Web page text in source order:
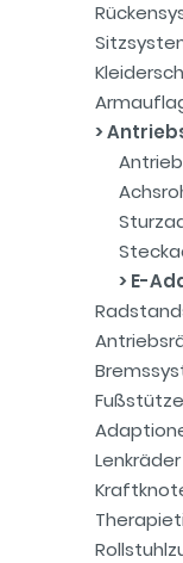
E-
Lenkräder